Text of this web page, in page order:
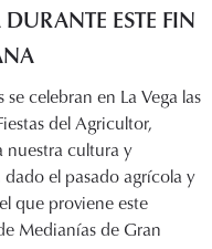
ESTE FIN
se celebran en La Vega las
del Agricultor,
nuestra cultura y
el pasado agrícola y
que proviene este
Medianías de Gran